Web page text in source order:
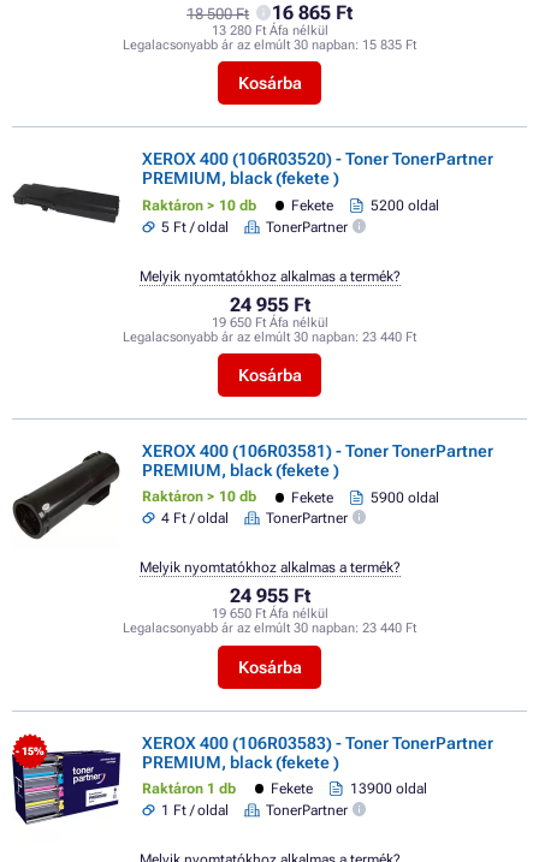
18 500 Ft 16 865 Ft
13 280 Ft Áfa nélkül
Legalacsonyabb ár az elmúlt 30 napban: 15 835 Ft
Kosárba
XEROX 400 (106R03520) - Toner TonerPartner
PREMIUM, black (fekete )
Raktáron > 10 db Fekete
5200 oldal
5 Ft / oldal
TonerPartner
24 955 Ft
19 650 Ft Áfa nélkül
Legalacsonyabb ár az elmúlt 30 napban: 23 440 Ft
Kosárba
Melyik nyomtatókhoz alkalmas a termék?
XEROX 400 (106R03581) - Toner TonerPartner
PREMIUM, black (fekete )
Raktáron > 10 db Fekete
5900 oldal
4 Ft / oldal
TonerPartner
24 955 Ft
19 650 Ft Áfa nélkül
Legalacsonyabb ár az elmúlt 30 napban: 23 440 Ft
Kosárba
Melyik nyomtatókhoz alkalmas a termék?
- 15%
XEROX 400 (106R03583) - Toner TonerPartner
PREMIUM, black (fekete )
Raktáron 1 db Fekete
13900 oldal
1 Ft / oldal
TonerPartner